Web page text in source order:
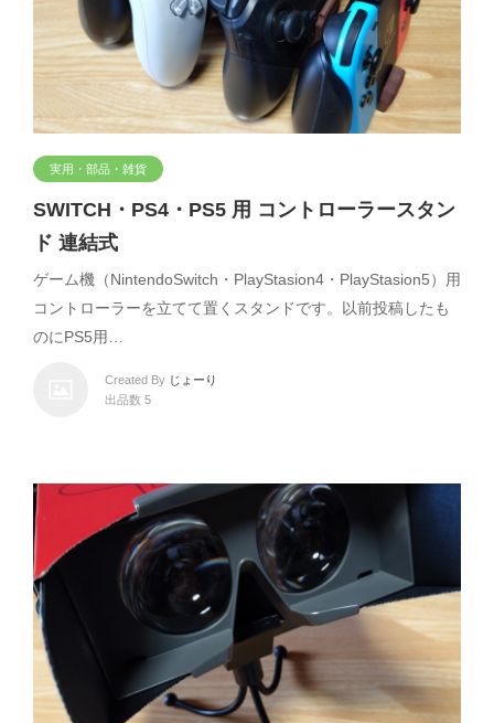
実用・部品・雑貨
SWITCH・PS4・PS5 用 コントローラースタン
ド 連結式
ゲーム機（NintendoSwitch・PlayStasion4・PlayStasion5）用
コントローラーを立てて置くスタンドです。以前投稿したも
のにPS5用…
Created By じょーり
出品数 5